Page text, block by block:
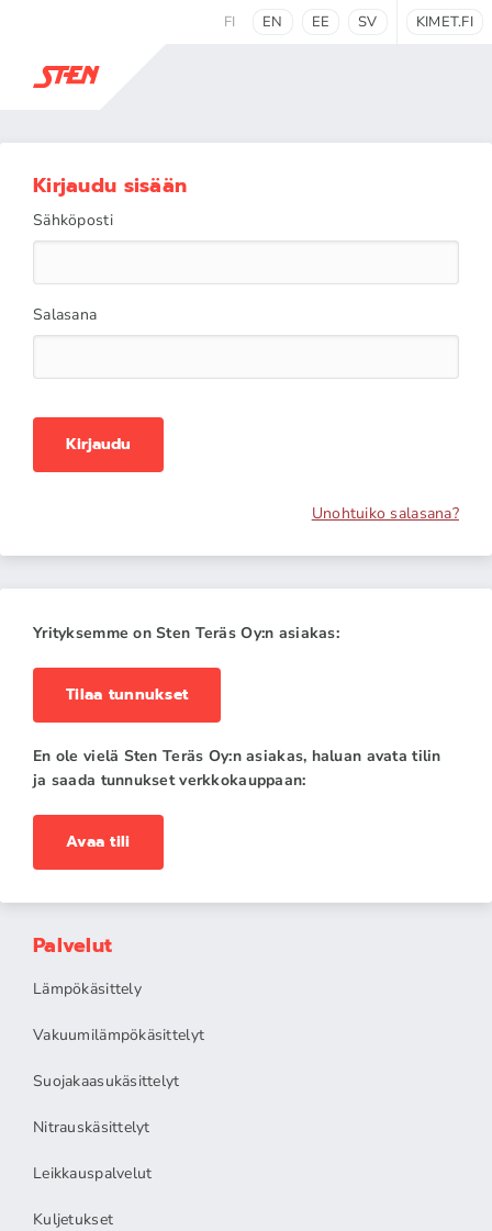
FI EN EE SV KIMET.FI
Kirjaudu sisään
Sähköposti
Salasana
Kirjaudu
Unohtuiko salasana?
Yrityksemme on Sten Teräs Oy:n asiakas:
Tilaa tunnukset
En ole vielä Sten Teräs Oy:n asiakas, haluan avata tilin
ja saada tunnukset verkkokauppaan:
Avaa tili
Palvelut
Lämpökäsittely
Vakuumilämpökäsittelyt
Suojakaasukäsittelyt
Nitrauskäsittelyt
Leikkauspalvelut
Kuljetukset